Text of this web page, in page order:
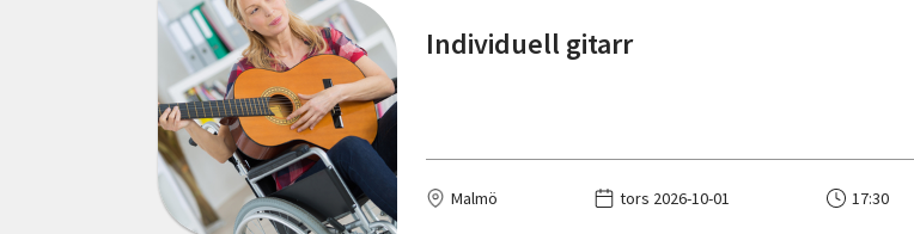
Individuell gitarr
Malmö tors 2026-10-01 17:30